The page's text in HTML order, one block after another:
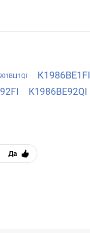
К1986ВЕ1FI
К1986ВЕ92QI
Да